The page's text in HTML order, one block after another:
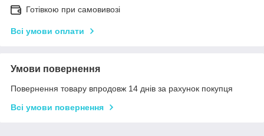
Готівкою при самовивозі
Всі умови оплати
Умови повернення
Повернення товару впродовж 14 днів за рахунок покупця
Всі умови повернення